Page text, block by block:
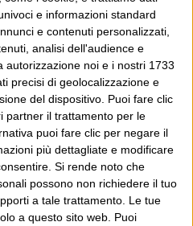
e informazioni standard
e contenuti personalizzati,
analisi dell'audience e
autorizzazione noi e i nostri 1733
precisi di geolocalizzazione e
del dispositivo. Puoi fare clic
partner il trattamento per le
puoi fare clic per negare il
più dettagliate e modificare
Si rende noto che
possono non richiedere il tuo
a tale trattamento. Le tue
a questo sito web. Puoi
più grande.
è diventato anche altro:
prosegue da oltre 16
lo apprezza e lo
piace
giuseppe de giorgi immigrati,